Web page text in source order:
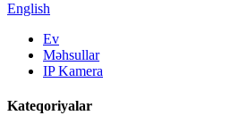
English
Ev
Məhsullar
IP Kamera
Kateqoriyalar